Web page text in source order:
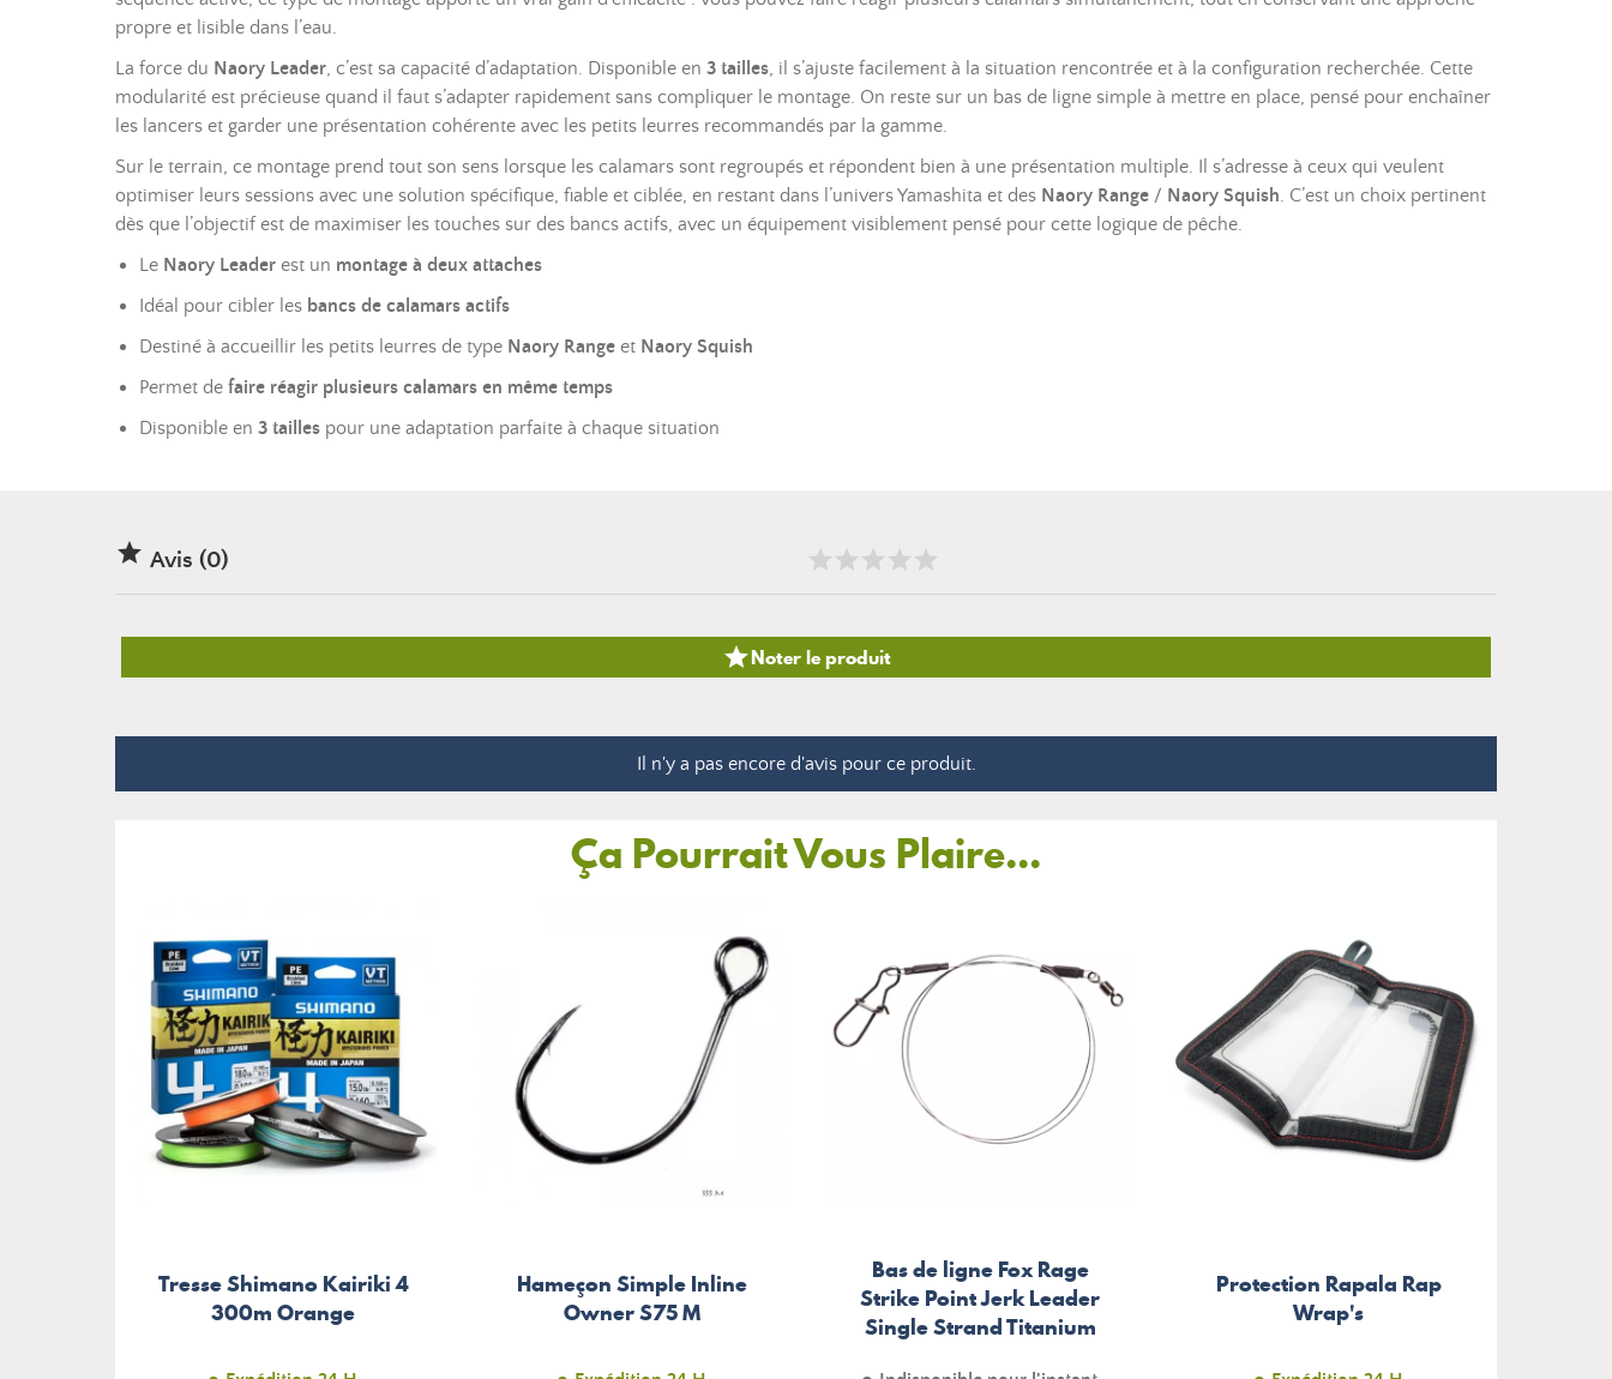
propre et lisible dans l’eau.
La force du Naory Leader, c’est sa capacité d’adaptation. Disponible en 3 tailles, il s’ajuste facilement à la situation rencontrée et à la configuration recherchée. Cette
modularité est précieuse quand il faut s’adapter rapidement sans compliquer le montage. On reste sur un bas de ligne simple à mettre en place, pensé pour enchaîner
les lancers et garder une présentation cohérente avec les petits leurres recommandés par la gamme.
Sur le terrain, ce montage prend tout son sens lorsque les calamars sont regroupés et répondent bien à une présentation multiple. Il s’adresse à ceux qui veulent
optimiser leurs sessions avec une solution spécifique, fiable et ciblée, en restant dans l’univers Yamashita et des Naory Range / Naory Squish. C’est un choix pertinent
dès que l’objectif est de maximiser les touches sur des bancs actifs, avec un équipement visiblement pensé pour cette logique de pêche.
Le Naory Leader est un montage à deux attaches
Idéal pour cibler les bancs de calamars actifs
Destiné à accueillir les petits leurres de type Naory Range et Naory Squish
Permet de faire réagir plusieurs calamars en même temps
Disponible en 3 tailles pour une adaptation parfaite à chaque situation
 Avis (0)
Noter le produit
Il n'y a pas encore d'avis pour ce produit.
Ça Pourrait Vous Plaire...
Tresse Shimano Kairiki 4
300m Orange
Hameçon Simple Inline
Owner S75 M
Bas de ligne Fox Rage
Strike Point Jerk Leader
Single Strand Titanium
Protection Rapala Rap
Wrap's